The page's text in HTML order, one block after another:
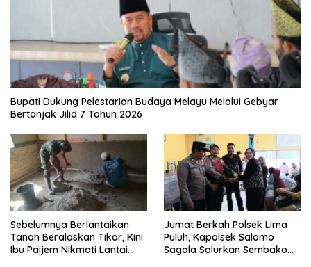
Bupati Dukung Pelestarian Budaya Melayu Melalui Gebyar
Bertanjak Jilid 7 Tahun 2026
Sebelumnya Berlantaikan
Tanah Beralaskan Tikar, Kini
Ibu Paijem Nikmati Lantai
Jumat Berkah Polsek Lima
Puluh, Kapolsek Salomo
Sagala Salurkan Sembako